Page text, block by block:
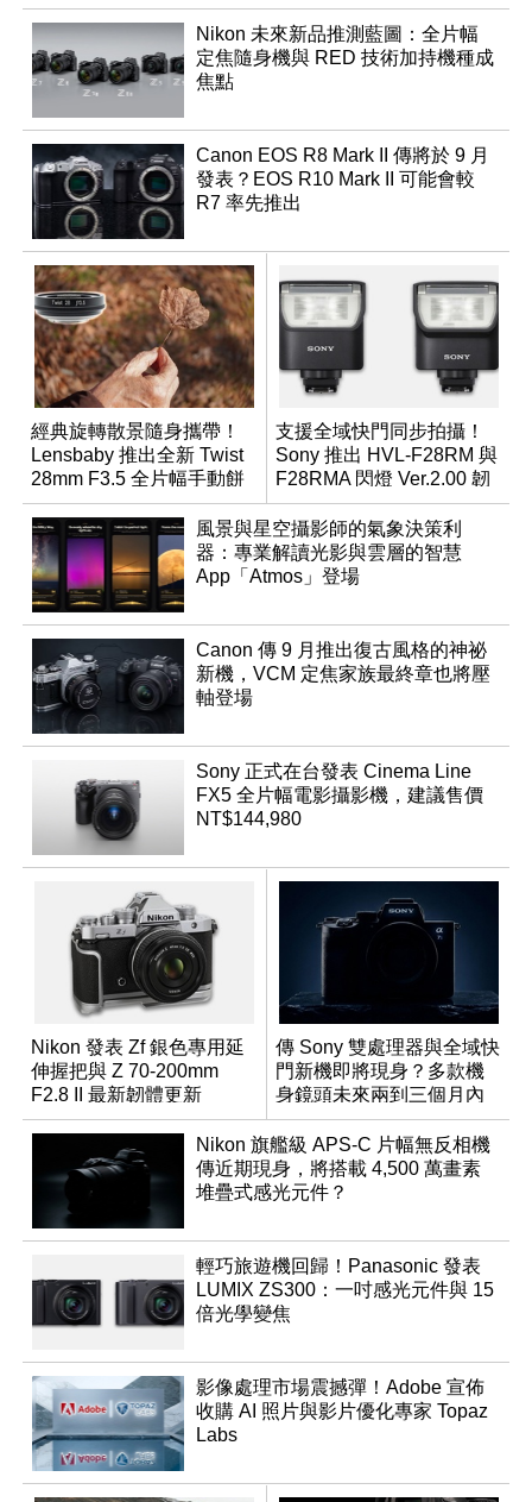
Nikon 未來新品推測藍圖：全片幅
定焦隨身機與 RED 技術加持機種成
焦點
Canon EOS R8 Mark II 傳將於 9 月
發表？EOS R10 Mark II 可能會較
R7 率先推出
經典旋轉散景隨身攜帶！
Lensbaby 推出全新 Twist
28mm F3.5 全片幅手動餅
乾鏡
支援全域快門同步拍攝！
Sony 推出 HVL-F28RM 與
F28RMA 閃燈 Ver.2.00 韌
體
風景與星空攝影師的氣象決策利
器：專業解讀光影與雲層的智慧
App「Atmos」登場
Canon 傳 9 月推出復古風格的神祕
新機，VCM 定焦家族最終章也將壓
軸登場
Sony 正式在台發表 Cinema Line
FX5 全片幅電影攝影機，建議售價
NT$144,980
Nikon 發表 Zf 銀色專用延
伸握把與 Z 70-200mm
F2.8 II 最新韌體更新
傳 Sony 雙處理器與全域快
門新機即將現身？多款機
身鏡頭未來兩到三個月內
有望登場
Nikon 旗艦級 APS-C 片幅無反相機
傳近期現身，將搭載 4,500 萬畫素
堆疊式感光元件？
輕巧旅遊機回歸！Panasonic 發表
LUMIX ZS300：一吋感光元件與 15
倍光學變焦
影像處理市場震撼彈！Adobe 宣佈
收購 AI 照片與影片優化專家 Topaz
Labs